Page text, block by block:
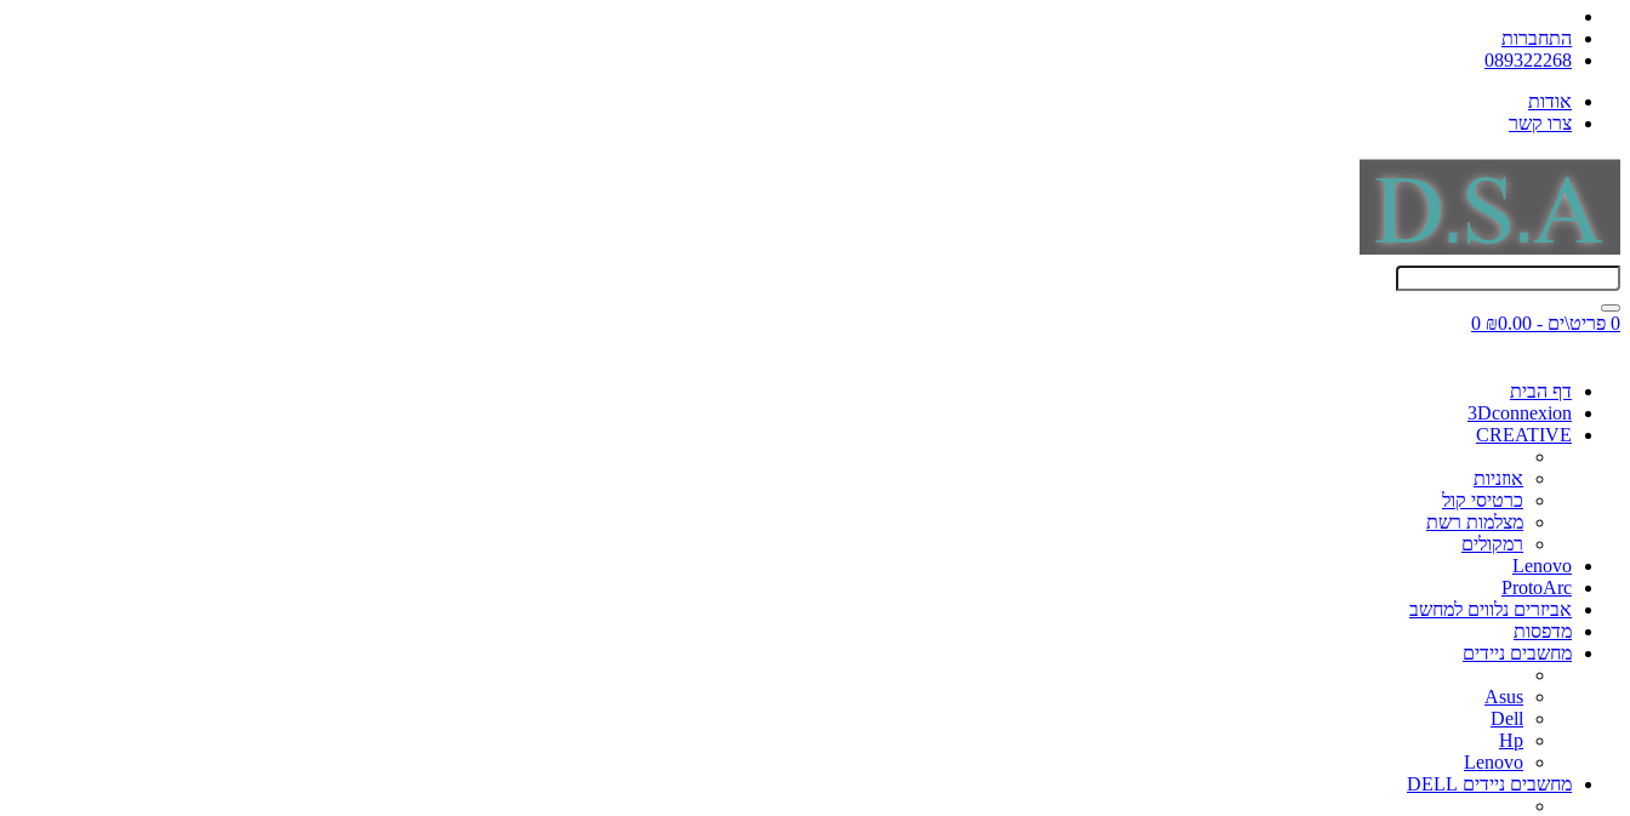
התחברות
089322268
אודות
צרו קשר
0 פריט\ים - ₪0.00 0
דף הבית
3Dconnexion
CREATIVE
אוזניות
כרטיסי קול
מצלמות רשת
רמקולים
Lenovo
ProtoArc
אביזרים נלווים למחשב
מדפסות
מחשבים ניידים
Asus
Dell
Hp
Lenovo
מחשבים ניידים DELL